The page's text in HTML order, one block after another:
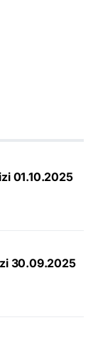
01.10.2025
30.09.2025